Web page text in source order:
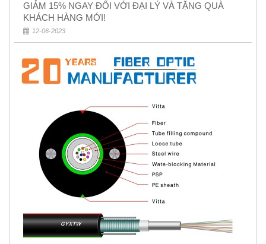
GIẢM 15% NGAY ĐỐI VỚI ĐẠI LÝ VÀ TẶNG QUÀ
KHÁCH HÀNG MỚI!
12-06-2023